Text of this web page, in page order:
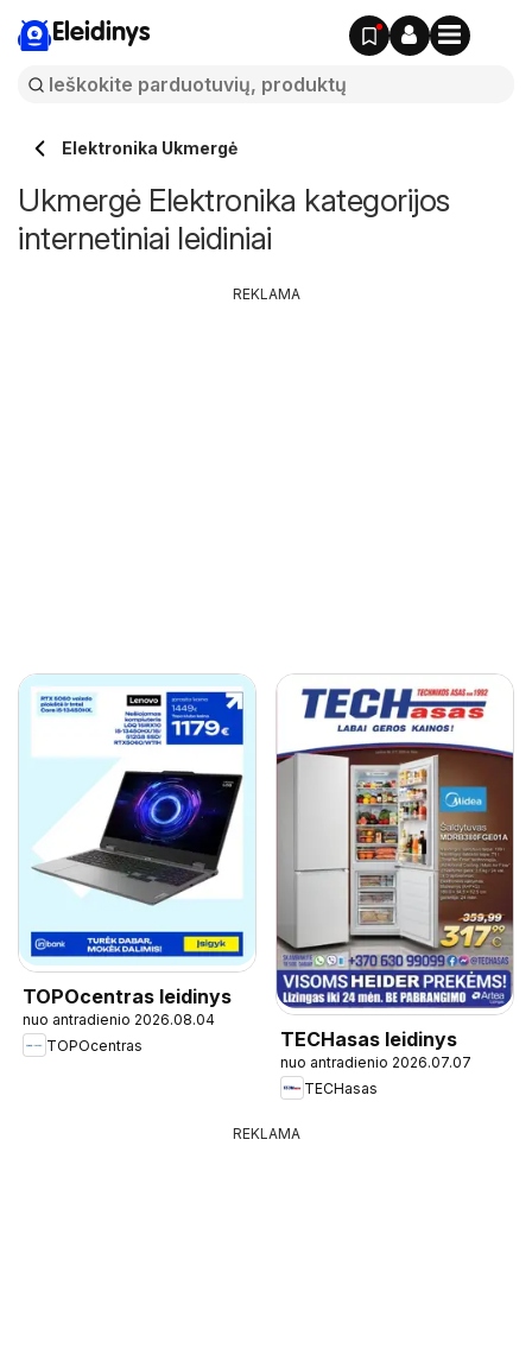
Eleidinys
Elektronika Ukmergė
Ukmergė Elektronika kategorijos
internetiniai leidiniai
TOPOcentras leidinys
nuo antradienio 2026.08.04
TOPOcentras
TECHasas leidinys
nuo antradienio 2026.07.07
TECHasas
REKLAMA
REKLAMA